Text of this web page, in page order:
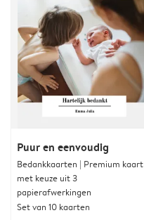
Puur en eenvoudig
Bedankkaarten | Premium kaart
met keuze uit 3
papierafwerkingen
Set van 10 kaarten